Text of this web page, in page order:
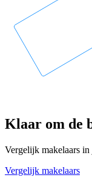
Klaar om de
Vergelijk makelaars in
Vergelijk makelaars